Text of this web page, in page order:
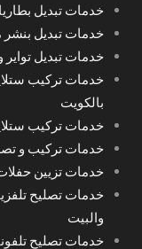
خدمات تبديل
خدمات تبديل بنشر
خدمات تبديل
خدمات تركيب
بالكويت
خدمات تركيب
خدمات تركيب و
خدمات تزيين
خدمات تصليح
والبيت
خدمات تصليح